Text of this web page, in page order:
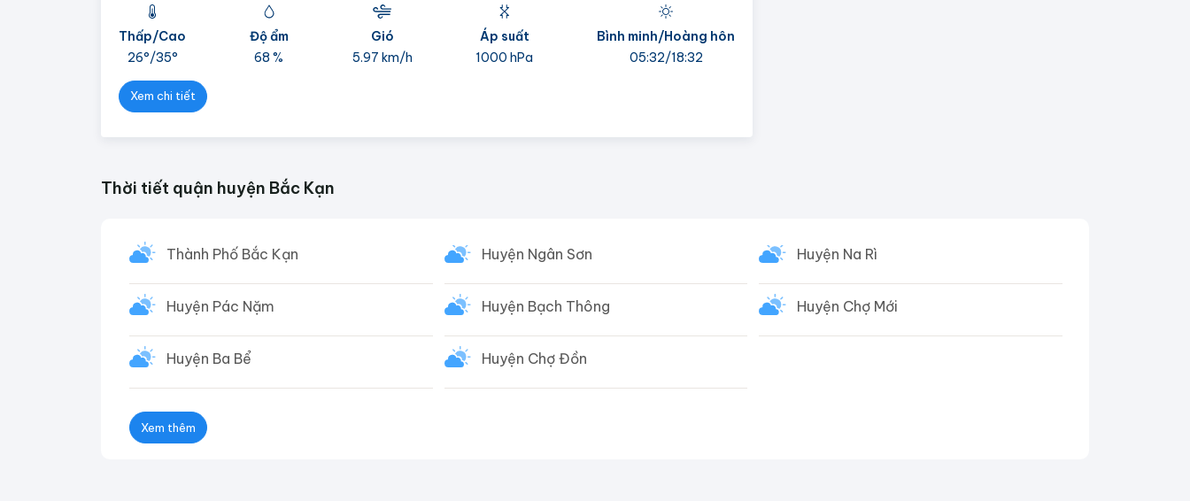
Thấp/Cao
26°/35°
Độ ẩm
68 %
Gió
5.97 km/h
Áp suất
1000 hPa
Bình minh/Hoàng hôn
05:32/18:32
Xem chi tiết
Thời tiết quận huyện Bắc Kạn
Thành Phố Bắc Kạn
Huyện Pác Nặm
Huyện Ba Bể
Huyện Ngân Sơn
Huyện Bạch Thông
Huyện Chợ Đồn
Huyện Na Rì
Huyện Chợ Mới
Xem thêm